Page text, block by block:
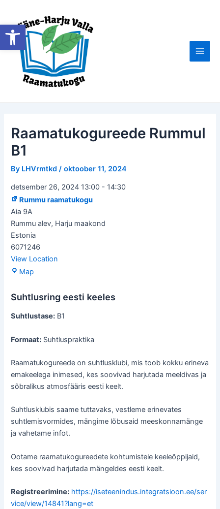
Open toolbar
content
Main
Raamatukogureede Rummul
B1
By LHVrmtkd/oktoober 11, 2024
detsember 26, 2024 13:00 - 14:30
Rummu raamatukogu
Aia 9A
Rummu alev, Harju maakond
Estonia
6071246
View Location
Map
Suhtlusring eesti keeles
Suhtlustase: B1
Formaat: Suhtluspraktika
Raamatukogureede on suhtlusklubi, mis toob kokku erineva
emakeelega inimesed, kes soovivad harjutada meeldivas ja
sõbralikus atmosfääris eesti keelt.
Suhtlusklubis saame tuttavaks, vestleme erinevates
suhtlemisvormides, mängime lõbusaid meeskonnamänge
ja vahetame infot.
Ootame raamatukogureedete kohtumistele keeleõppijaid,
kes soovivad harjutada mängeldes eesti keelt.
Registreerimine: https://iseteenindus.integratsioon.ee/ser
vice/view/14841?lang=et